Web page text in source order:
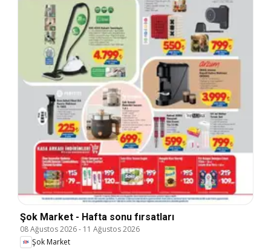
Şok Market - Hafta sonu fırsatları
08 Ağustos 2026- 11 Ağustos 2026
Şok Market